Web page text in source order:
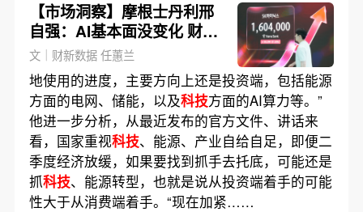
【市场洞察】摩根士丹利邢
自强：AI基本面没变化 财政
资源应侧重稳就业
文｜财新数据 任蕙兰
地使用的进度，主要方向上还是投资端，包括能源
方面的电网、储能，以及科技方面的AI算力等。”
他进一步分析，从最近发布的官方文件、讲话来
看，国家重视科技、能源、产业自给自足，即便二
季度经济放缓，如果要找到抓手去托底，可能还是
抓科技、能源转型，也就是说从投资端着手的可能
性大于从消费端着手。“现在加紧……